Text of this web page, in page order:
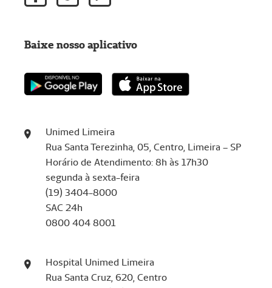
Unimed Limeira
Rua Santa Terezinha, 05, Centro, Limeira – SP
Horário de Atendimento: 8h às 17h30
segunda à sexta-feira
(19) 3404-8000
SAC 24h
0800 404 8001
Hospital Unimed Limeira
Rua Santa Cruz, 620, Centro
Baixe nosso aplicativo